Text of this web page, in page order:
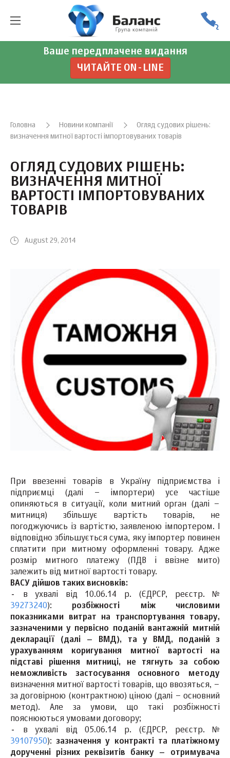
Ваше передплачене видання
ЧИТАЙТЕ ON-LINE
Головна Новини компанії
Огляд судових рішень:
визначення митної вартості імпортовуваних товарів
ОГЛЯД СУДОВИХ РІШЕНЬ:
ВИЗНАЧЕННЯ МИТНОЇ
ВАРТОСТІ ІМПОРТОВУВАНИХ
ТОВАРІВ
August 29, 2014
При ввезенні товарів в Україну підприємства і
підприємці (далі – імпортери) усе частіше
опиняються в ситуації, коли митний орган (далі –
митниця) збільшує вартість товарів, не
погоджуючись із вартістю, заявленою імпортером. І
відповідно збільшується сума, яку імпортер повинен
сплатити при митному оформленні товару. Адже
розмір митного платежу (ПДВ і ввізне мито)
залежить від митної вартості товару.
ВАСУ дійшов таких висновків:
- в ухвалі від 10.06.14 р. (ЄДРСР, реєстр. №
39273240): розбіжності між числовими
показниками витрат на транспортування товару,
зазначеними у первісно поданій вантажній митній
декларації (далі – ВМД), та у ВМД, поданій з
урахуванням коригування митної вартості на
підставі рішення митниці, не тягнуть за собою
неможливість застосування основного методу
визначення митної вартості товарів, що ввозяться, –
за договірною (контрактною) ціною (далі – основний
метод).
Але за умови, що такі розбіжності
пояснюються умовами договору;
- в ухвалі від 05.06.14 р. (ЄДРСР, реєстр. №
39107950):зазначення у контракті та платіжному
дорученні різних реквізитів банку – отримувача